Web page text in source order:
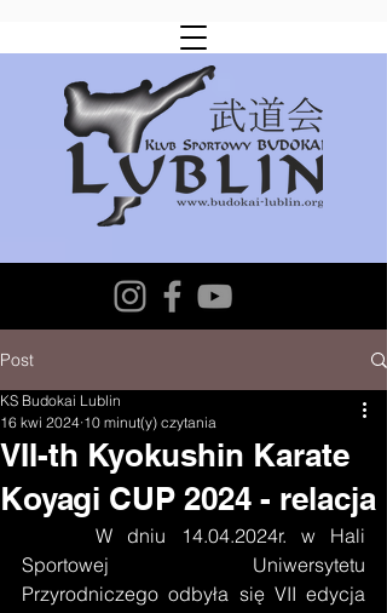
Post
VII-th Kyokushin Karate
Koyagi CUP 2024 - relacja
KS Budokai Lublin
16 kwi 2024 10 minut(y) czytania
     W dniu 14.04.2024r. w Hali
Sportowej Uniwersytetu
Przyrodniczego odbyła się VII edycja